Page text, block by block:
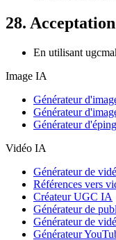
28. Acceptation
En utilisant
Image IA
Générateur
Générateur
Générateur
Vidéo IA
Générateur de
Références vers
Créateur UGC IA
Générateur de
Générateur de
Générateur